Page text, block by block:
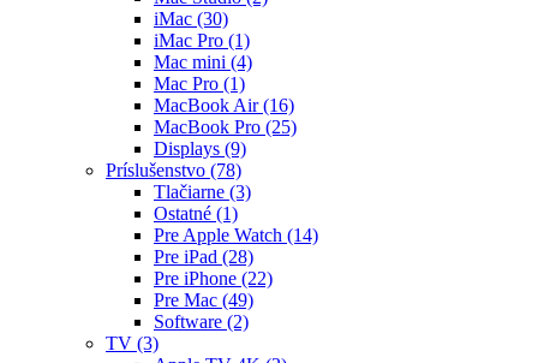
iMac (30)
iMac Pro (1)
Mac mini (4)
Mac Pro (1)
MacBook Air(16)
MacBook Pro (25)
Displays (9)
Príslušenstvo (78)
Tlačiarne (3)
Ostatné (1)
Pre Apple Watch (14)
Pre iPad (28)
Pre iPhone (22)
Pre Mac (49)
Software (2)
TV (3)